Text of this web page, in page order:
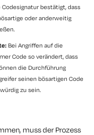
bestätigt, dass
oder anderweitig
Bei Angriffen auf die
Code so verändert, dass
die Durchführung
seinen bösartigen Code
zu sein.
muss der Prozess